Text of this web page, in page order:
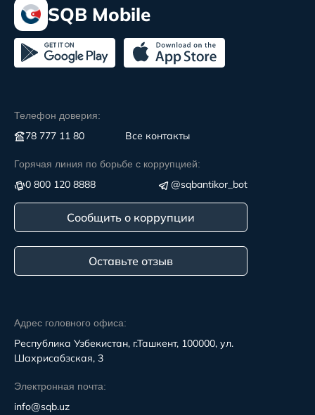
Адрес головного офиса:
Республика Узбекистан, г.Ташкент, 100000, ул.
Шахрисабзская, 3
Электронная почта:
info@sqb.uz
SQB Mobile
Телефон доверия:
78 777 11 80 Все контакты
Горячая линия по борьбе с коррупцией:
0 800 120 8888 @sqbantikor_bot
Сообщить о коррупции
Оставьте отзыв